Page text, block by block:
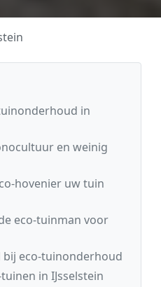
in
en weinig
hovenier uw tuin
eco-tuinman voor
bij eco-tuinonderhoud
in IJsselstein